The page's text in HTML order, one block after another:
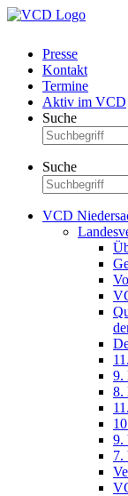
Presse
Kontakt
Termine
Aktiv im VCD
Suche
Suche
VCD
9.
8.
9.
7.